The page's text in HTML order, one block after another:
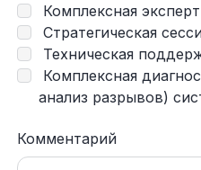
Комплексная
Стратегическая
Техническая
Комплексная
анализ разрывов)
Комментарий